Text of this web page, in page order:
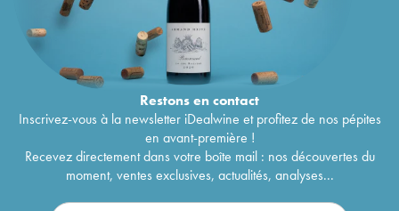
Restons encontact
Inscrivez-vous à la newsletter iDealwine et profitez de nos pépites
en avant-première !
Recevez directement dans votre boîte mail : nos découvertes du
moment, ventes exclusives, actualités, analyses...